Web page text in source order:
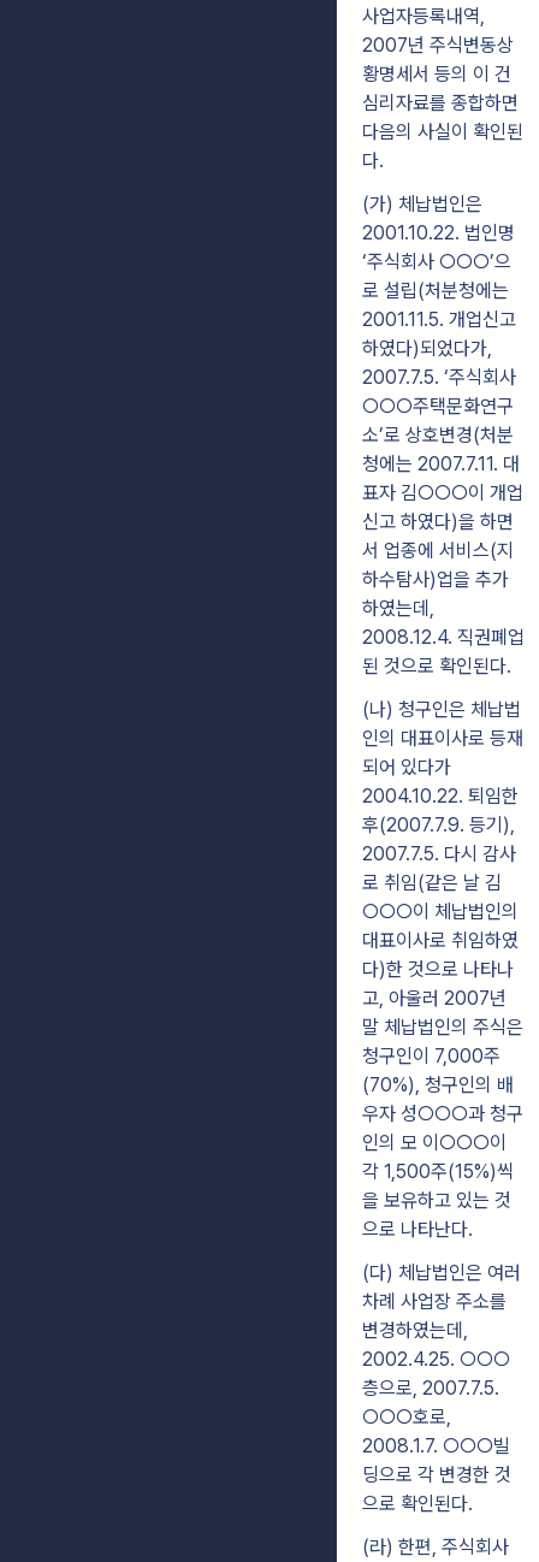
사업자등록내역,
2007년 주식변동상
황명세서 등의 이 건
심리자료를 종합하면
다음의 사실이 확인된
다.
(가) 체납법인은
2001.10.22. 법인명
‘주식회사 ○○○’으
로 설립(처분청에는
2001.11.5. 개업신고
하였다)되었다가,
2007.7.5. ‘주식회사
○○○주택문화연구
소’로 상호변경(처분
청에는 2007.7.11. 대
표자 김○○○이 개업
신고 하였다)을 하면
서 업종에 서비스(지
하수탐사)업을 추가
하였는데,
2008.12.4. 직권폐업
된 것으로 확인된다.
(나) 청구인은 체납법
인의 대표이사로 등재
되어 있다가
2004.10.22. 퇴임한
후(2007.7.9. 등기),
2007.7.5. 다시 감사
로 취임(같은 날 김
○○○이 체납법인의
대표이사로 취임하였
다)한 것으로 나타나
고, 아울러 2007년
말 체납법인의 주식은
청구인이 7,000주
(70%), 청구인의 배
우자 성○○○과 청구
인의 모 이○○○이
각 1,500주(15%)씩
을 보유하고 있는 것
으로 나타난다.
(다) 체납법인은 여러
차례 사업장 주소를
변경하였는데,
2002.4.25. ○○○
층으로, 2007.7.5.
○○○호로,
2008.1.7. ○○○빌
딩으로 각 변경한 것
으로 확인된다.
(라) 한편, 주식회사